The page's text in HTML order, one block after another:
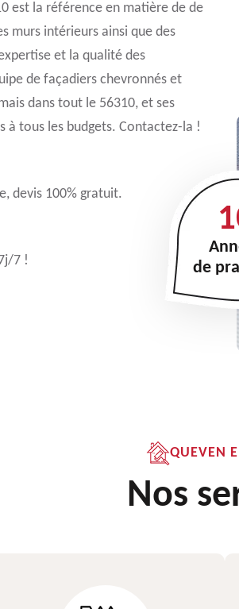
est la référence en matière de de
murs intérieurs ainsi que des
et la qualité des
de façadiers chevronnés et
dans tout le 56310, et ses
à tous les budgets. Contactez-la !
devis 100% gratuit.
7 !
de
QUEVEN
Nos